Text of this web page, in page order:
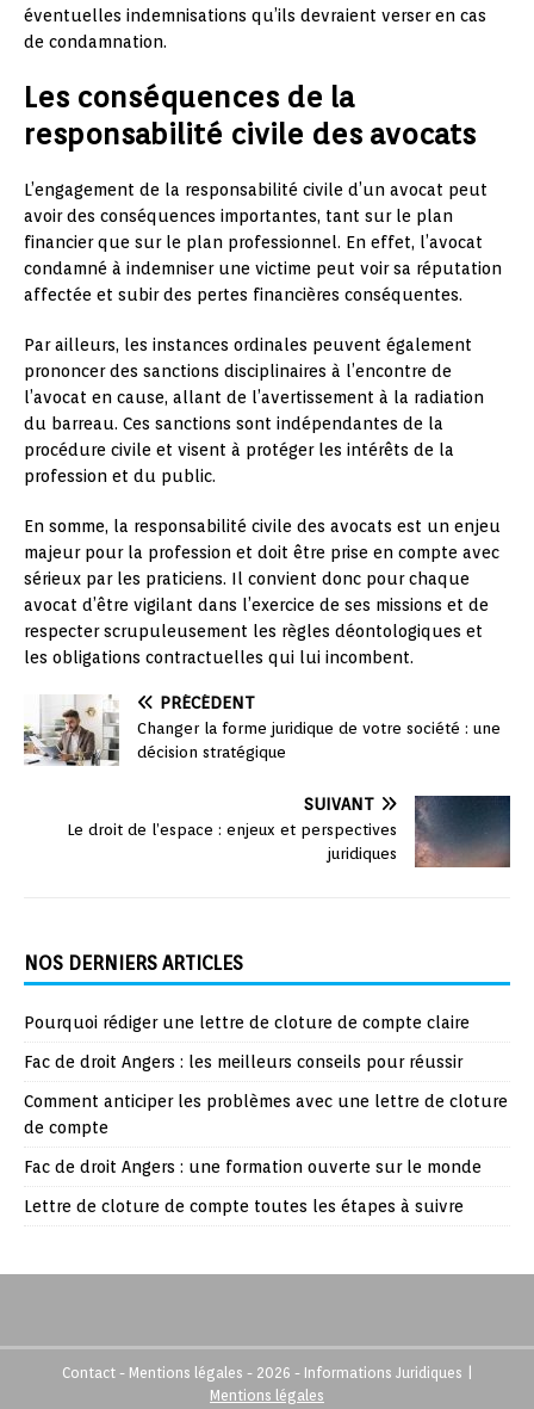
éventuelles indemnisations qu’ils devraient verser en cas
de condamnation.
Les conséquences de la
responsabilité civile des avocats
L’engagement de la responsabilité civile d’un avocat peut
avoir des conséquences importantes, tant sur le plan
financier que sur le plan professionnel. En effet, l’avocat
condamné à indemniser une victime peut voir sa réputation
affectée et subir des pertes financières conséquentes.
Par ailleurs, les instances ordinales peuvent également
prononcer des sanctions disciplinaires à l’encontre de
l’avocat en cause, allant de l’avertissement à la radiation
du barreau. Ces sanctions sont indépendantes de la
procédure civile et visent à protéger les intérêts de la
profession et du public.
En somme, la responsabilité civile des avocats est un enjeu
majeur pour la profession et doit être prise en compte avec
sérieux par les praticiens. Il convient donc pour chaque
avocat d’être vigilant dans l’exercice de ses missions et de
respecter scrupuleusement les règles déontologiques et
les obligations contractuelles qui lui incombent.
PRÉCÉDENT
Changer la forme juridique de votre société : une
décision stratégique
SUIVANT
Le droit de l’espace : enjeux et perspectives
juridiques
NOS DERNIERS ARTICLES
Pourquoi rédiger une lettre de cloture de compte claire
Fac de droit Angers : les meilleurs conseils pour réussir
Comment anticiper les problèmes avec une lettre de cloture
de compte
Fac de droit Angers : une formation ouverte sur le monde
Lettre de cloture de compte toutes les étapes à suivre
Contact - Mentions légales - 2026 - Informations Juridiques |
Mentions légales